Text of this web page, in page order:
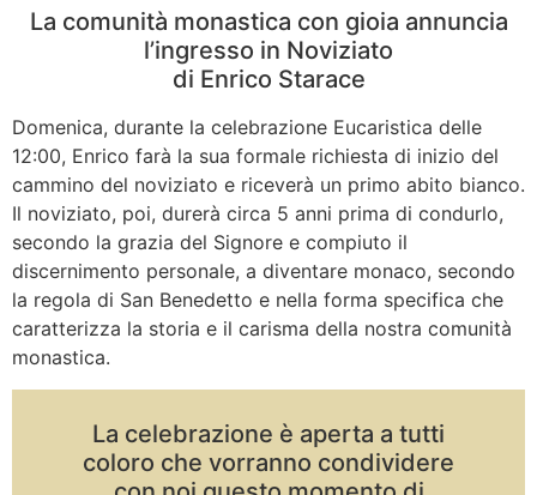
La comunità monastica con gioia annuncia
l’ingresso in Noviziato
di Enrico Starace
Domenica, durante la celebrazione Eucaristica delle
12:00, Enrico farà la sua formale richiesta di inizio del
cammino del noviziato e riceverà un primo abito bianco.
Il noviziato, poi, durerà circa 5 anni prima di condurlo,
secondo la grazia del Signore e compiuto il
discernimento personale, a diventare monaco, secondo
la regola di San Benedetto e nella forma specifica che
caratterizza la storia e il carisma della nostra comunità
monastica.
La celebrazione è aperta a tutti
coloro che vorranno condividere